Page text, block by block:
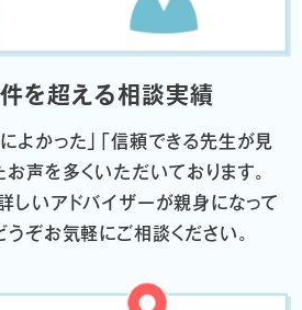
超える相談実績
よかった」「信頼できる先生が見
お声を多くいただいております。
しいアドバイザーが親身になって
うぞお気軽にご相談ください。